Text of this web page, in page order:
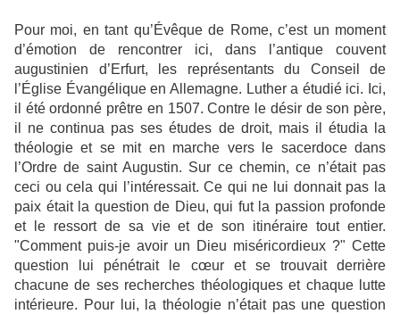
Pour moi, en tant qu’Évêque de Rome, c’est un moment
d’émotion de rencontrer ici, dans l’antique couvent
augustinien d’Erfurt, les représentants du Conseil de
l’Église Évangélique en Allemagne. Luther a étudié ici. Ici,
il été ordonné prêtre en 1507. Contre le désir de son père,
il ne continua pas ses études de droit, mais il étudia la
théologie et se mit en marche vers le sacerdoce dans
l’Ordre de saint Augustin. Sur ce chemin, ce n’était pas
ceci ou cela qui l’intéressait. Ce qui ne lui donnait pas la
paix était la question de Dieu, qui fut la passion profonde
et le ressort de sa vie et de son itinéraire tout entier.
"Comment puis-je avoir un Dieu miséricordieux ?" Cette
question lui pénétrait le cœur et se trouvait derrière
chacune de ses recherches théologiques et chaque lutte
intérieure. Pour lui, la théologie n’était pas une question